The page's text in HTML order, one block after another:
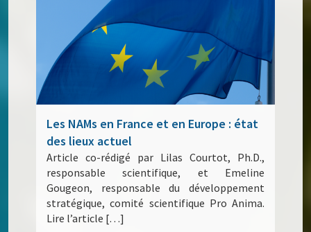
Les NAMs en France et en Europe : état
des lieux actuel
Article co-rédigé par Lilas Courtot, Ph.D.,
responsable scientifique, et Emeline
Gougeon, responsable du développement
stratégique, comité scientifique Pro Anima.
Lire l’article […]